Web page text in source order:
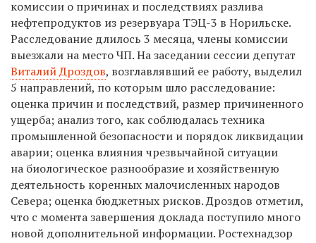
комиссии о причинах и последствиях разлива
нефтепродуктов из резервуара ТЭЦ-3 в Норильске.
Расследование длилось 3 месяца, члены комиссии
выезжали на место ЧП. На заседании сессии депутат
Виталий Дроздов, возглавлявший ее работу, выделил
5 направлений, по которым шло расследование:
оценка причин и последствий, размер причиненного
ущерба; анализ того, как соблюдалась техника
промышленной безопасности и порядок ликвидации
аварии; оценка влияния чрезвычайной ситуации
на биологическое разнообразие и хозяйственную
деятельность коренных малочисленных народов
Севера; оценка бюджетных рисков. Дроздов отметил,
что с момента завершения доклада поступило много
новой дополнительной информации. Ростехнадзор